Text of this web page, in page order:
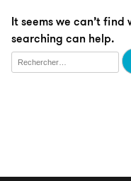
It seems we can’t
searching can help.
Rechercher :